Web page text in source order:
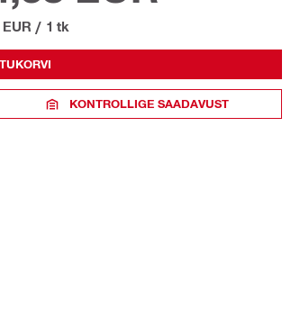
/ 1 tk
KONTROLLIGE SAADAVUST